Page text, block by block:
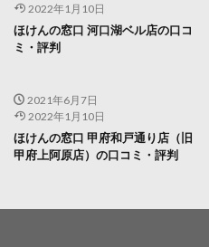
2022年1月10日
ほけんの窓口 河口湖ベル店の口コ
ミ・評判
2021年6月7日
2022年1月10日
ほけんの窓口 甲府和戸通り店（旧
甲府上阿原店）の口コミ・評判